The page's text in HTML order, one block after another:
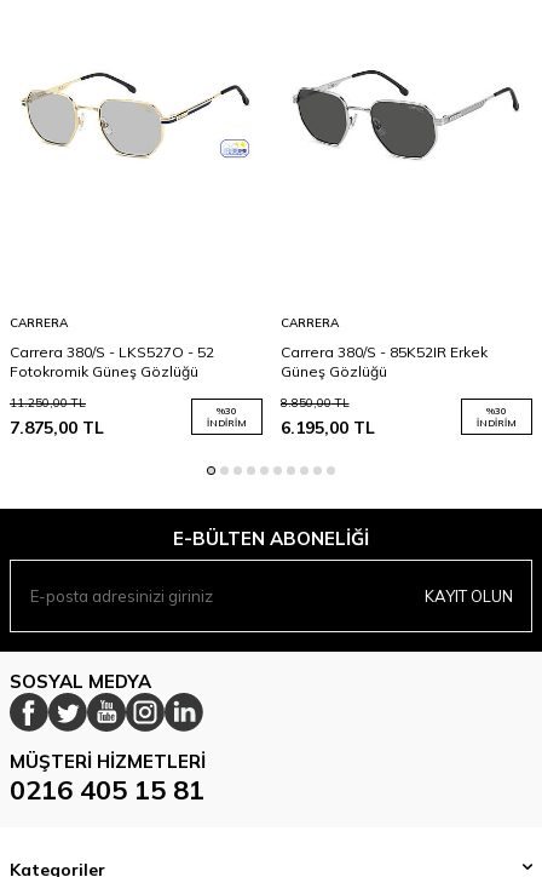
CARRERA
Carrera 380/S - LKS527O - 52
Fotokromik Güneş Gözlüğü
11.250,00TL
7.875,00 TL
%30
İNDIRIM
CARRERA
Carrera 380/S - 85K52IR Erkek
Güneş Gözlüğü
8.850,00TL
6.195,00TL
%30
İNDIRIM
E-BÜLTEN ABONELIĞI
KAYIT OLUN
SOSYAL MEDYA
MÜŞTERI HIZMETLERI
0216 405 15 81
Kategoriler